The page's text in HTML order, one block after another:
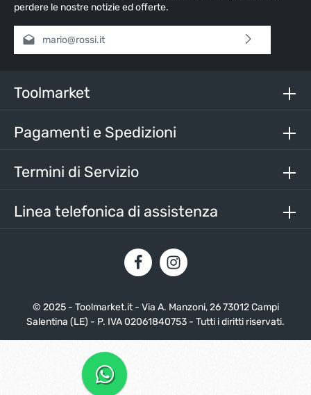
perdere le nostre notizie ed offerte.
Indirizzo e-mail*
nostri termini e condizioni generali
Inserisci i caratteri sopra*
Linea telefonica di assistenza
Toolmarket
Pagamenti e Spedizioni
Termini di Servizio
© 2025 - Toolmarket.it - Via A. Manzoni, 26 73012 Campi
Salentina (LE) - P. IVA 02061840753 - Tutti i diritti riservati.